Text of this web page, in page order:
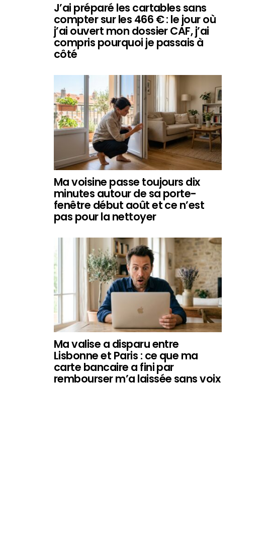
J’ai préparé les cartables sans
compter sur les 466 € : le jour où
j’ai ouvert mon dossier CAF, j’ai
compris pourquoi je passais à
côté
Ma voisine passe toujours dix
minutes autour de sa porte-
fenêtre début août et ce n’est
pas pour la nettoyer
Ma valise a disparu entre
Lisbonne et Paris : ce que ma
carte bancaire a fini par
rembourser m’a laissée sans voix